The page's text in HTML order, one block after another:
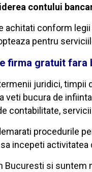
contului
achitati conform
pentru
firma gratuit fara
juridici, timpii
veti bucura de
contabilitate,
procedurile
incepeti activitatea
Bucuresti si suntem